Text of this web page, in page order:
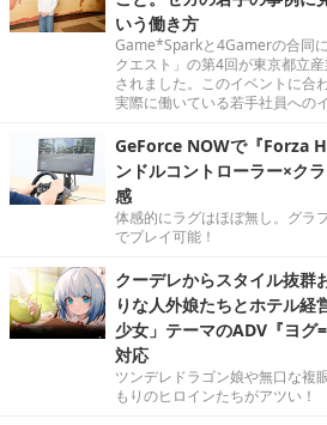
いう働き方
Game*Sparkと4Gamerの合同
クエスト」の第4回が東京都立
されました。このイベントに合
実際に働いている若手社員への
GeForce NOWで『Forza
ンドルコントローラー×ク
感
体感的にラグはほぼ無し。グラ
でプレイ可能！
クーデレからスタイル抜群
りな人外娘たちとホテル経
少女」テーマのADV『ヨグ
対応
ツンデレドラゴン娘や無口な複
もりのヒロインたちがアツい！